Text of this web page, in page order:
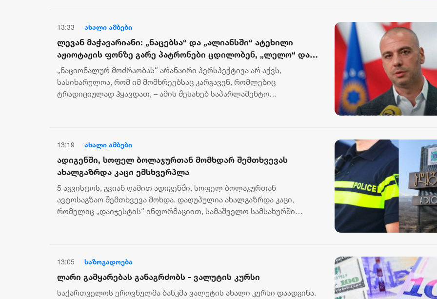
13:33 ახალი ამბები
ლევან მაჭავარიანი: „ნაცებსა“ და „ალიანსში“ ატეხილი
აჟიოტაჟის ფონზე გარე პატრონები ცდილობენ, „ლელო“ და
გახარიას პარტია ამ პროცესებს მოარიდონ, რათა 2028 წლის
საპარლამენტო არჩევნებზე ფსონი მათზე გაკეთდეს
„ნაციონალურ მოძრაობას“ არანაირი პერსპექტივა არ აქვს,
სასიხარულოა, რომ იმ მომხრეებსაც კარგავენ, რომლებიც
ტრადიციულად ჰყავდათ, – ამის შესახებ საპარლამენტო
13:19 ახალი ამბები
ადიგენში, სოფელ ბოლაჯურთან მომხდარ შემთხვევას
ახალგაზრდა კაცი ემსხვერპლა
5 აგვისტოს, გვიან ღამით ადიგენში, სოფელ ბოლაჯურთან
ავტოსაგზაო შემთხვევა მოხდა. დაღუპულია ახალგაზრდა კაცი,
რომელიც „დაიჯესტის“ ინფორმაციით, სამაშველო სამსახურში
13:05 საზოგადოება
ლარი გამყარებას განაგრძობს - ვალუტის კურსი
საქართველოს ეროვნულმა ბანკმა ვალუტის ახალი კურსი დაადგინა.